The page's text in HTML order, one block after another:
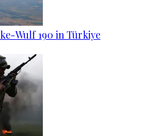
Wulf 190 in Türkiye